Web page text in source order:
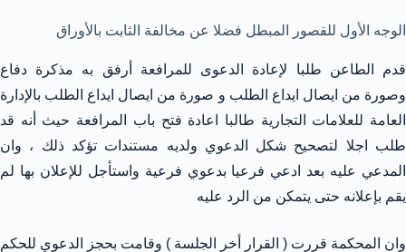
الوجه الأول للقصور المبطل فضلا عن مخالفة الثابت بالأوراق
قدم الطاعن طلبا لإعادة الدعوى للمرافعة أرفق به مذكرة دفاع
وصورة من ايصال ايداع الطلب و صورة من ايصال ايداع الطلب بالإدارة
العامة للعلامات التجارية طالبا اعادة فتح باب المرافعة حيث أنه قد
طلب اجلا لتصحيح شكل الدعوي ولديه مستندات تؤكد ذلك ، وان
المدعي عليه بعد ادعي فرعيا بدعوي فرعية واستأجل للإعلان بها لم
يقم بإعلانه حتى يتمكن من الرد عليه
وان المحكمة قررت ( القرار أخر الجلسة ) وقامت بحجز الدعوي للحكم